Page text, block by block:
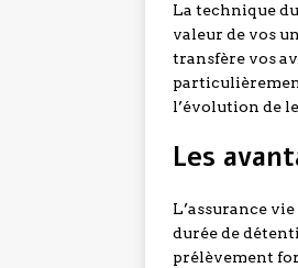
La technique
valeur de vos
transfère vos
l’évolution de
Les
L’assurance
durée de
prélèvement